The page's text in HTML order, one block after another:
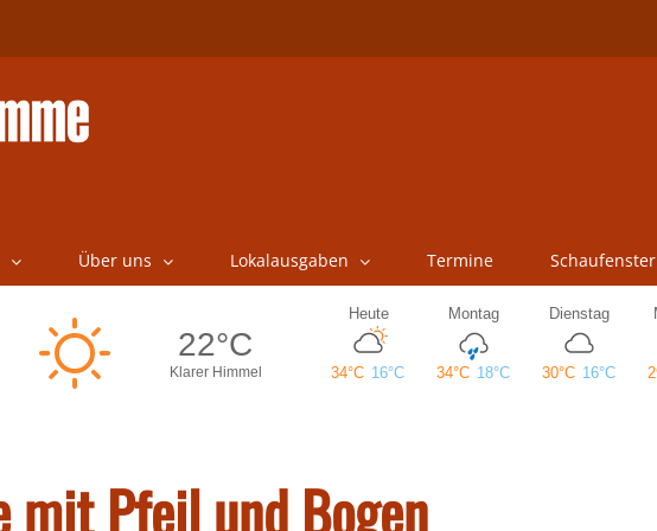
Über uns Lokalausgaben Termine Schaufenster
mit Pfeil und Bogen